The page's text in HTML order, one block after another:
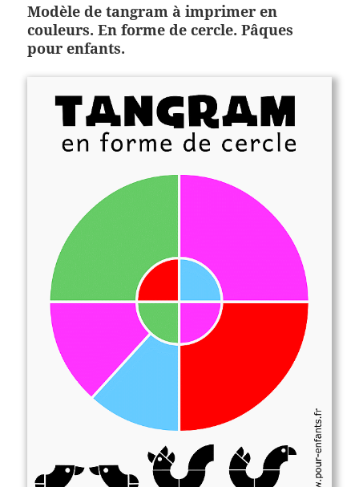
Modèle de tangram à imprimer en
couleurs. En forme de cercle. Pâques
pour enfants.